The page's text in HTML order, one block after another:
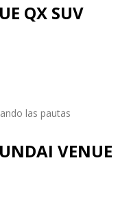
QX SUV
las pautas
VENUE